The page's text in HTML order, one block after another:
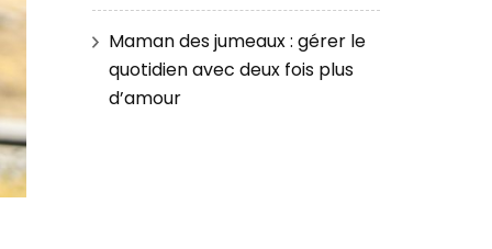
Maman des jumeaux : gérer le
quotidien avec deux fois plus
d’amour